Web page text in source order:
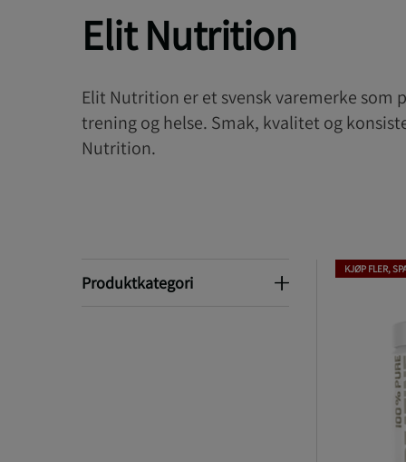
Elit Nutrition
Elit Nutrition er et svensk varemerke som
trening og helse. Smak, kvalitet og
Nutrition.
ProduktkategoriProduktkategori
KJØP FLER,